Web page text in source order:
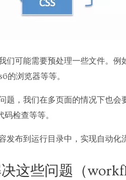
们可能需要预处理一些文件。例
的浏览器等等。
题，我们在多页面的情况下也
检查等等。
发布到运行目录中，实现自动化
这些问题（